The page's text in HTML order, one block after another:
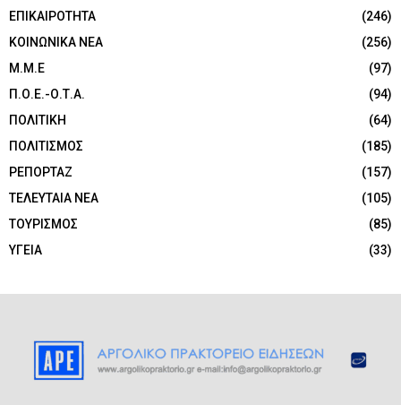
ΕΠΙΚΑΙΡΟΤΗΤΑ
(246)
ΚΟΙΝΩΝΙΚΑ ΝΕΑ
(256)
Μ.Μ.Ε
(97)
Π.Ο.Ε.-Ο.Τ.Α.
(94)
ΠΟΛΙΤΙΚΗ
(64)
ΠΟΛΙΤΙΣΜΟΣ
(185)
ΡΕΠΟΡΤΑΖ
(157)
ΤΕΛΕΥΤΑΙΑ ΝΕΑ
(105)
ΤΟΥΡΙΣΜΟΣ
(85)
ΥΓΕΙΑ
(33)